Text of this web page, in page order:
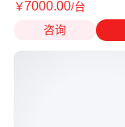
￥7000.00/台
咨询